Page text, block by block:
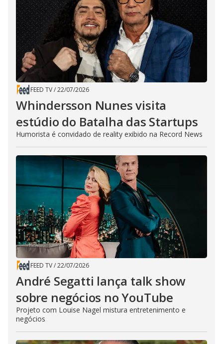
FEED TV/22/07/2026
Whindersson Nunes visita
estúdio do Batalha das Startups
Humorista é convidado de reality exibido na Record News
FEED TV/22/07/2026
André Segatti lança talk show
sobre negócios no YouTube
Projeto com Louise Nagel mistura entretenimento e
negócios